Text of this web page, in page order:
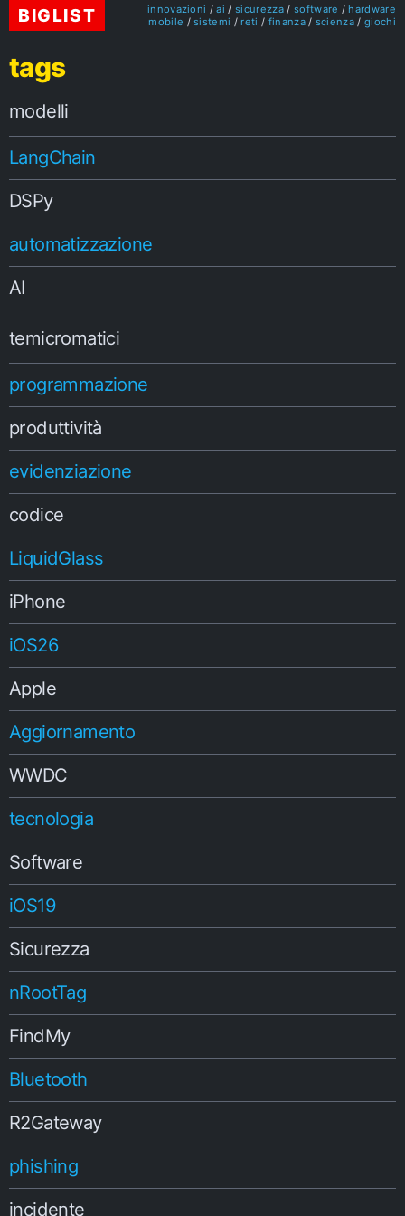
BIGLIST innovazioni ai sicurezza software
hardware
mobile
sistemi reti finanza scienza giochi
tags
modelli
LangChain
DSPy
automatizzazione
AI
temicromatici
programmazione
produttività
evidenziazione
codice
LiquidGlass
iPhone
iOS26
Apple
Aggiornamento
WWDC
tecnologia
Software
iOS19
Sicurezza
nRootTag
FindMy
Bluetooth
R2Gateway
phishing
incidente